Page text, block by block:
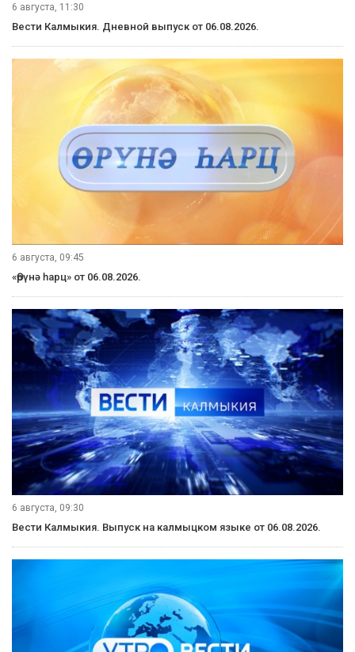
6 августа, 11:30
Вести Калмыкия. Дневной выпуск от 06.08.2026.
6 августа, 09:45
«Өрүнә һарц» от 06.08.2026.
6 августа, 09:30
Вести Калмыкия. Выпуск на калмыцком языке от 06.08.2026.